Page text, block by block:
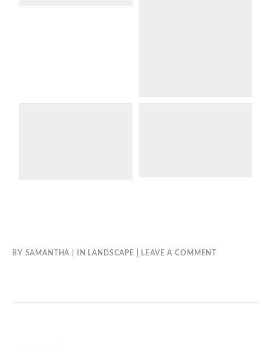
BY SAMANTHA IN LANDSCAPE LEAVE A COMMENT